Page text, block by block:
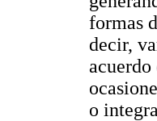
formas
decir,
o